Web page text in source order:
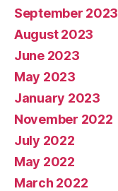
September 2023
August 2023
June 2023
May 2023
January 2023
November 2022
July 2022
May 2022
March 2022